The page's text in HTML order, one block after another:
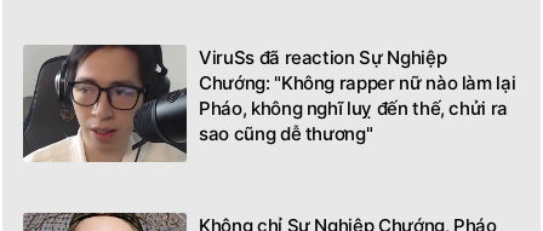
ViruSs đã reaction Sự Nghiệp
Chướng: "Không rapper nữ nào làm lại
Pháo, không nghĩ luỵ đến thế, chửi ra
sao cũng dễ thương"
Không chỉ Sự Nghiệp Chướng, Pháo